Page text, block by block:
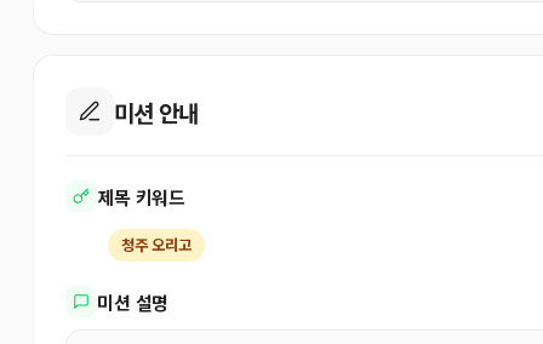
미션 안내
제목 키워드
청주 오리고
미션 설명